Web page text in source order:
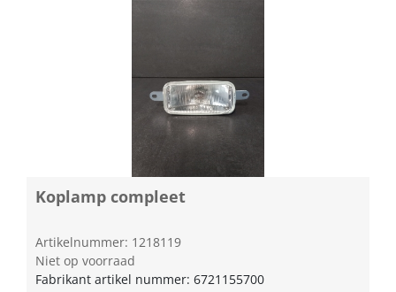
Koplamp compleet
Artikelnummer: 1218119
Niet op voorraad
Fabrikant artikel nummer: 6721155700